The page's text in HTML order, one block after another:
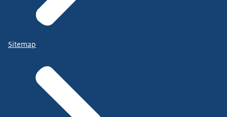
Sitemap